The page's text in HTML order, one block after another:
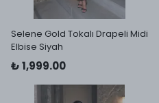
Selene Gold Tokalı Drapeli Midi
Elbise Siyah
₺ 1,999.00